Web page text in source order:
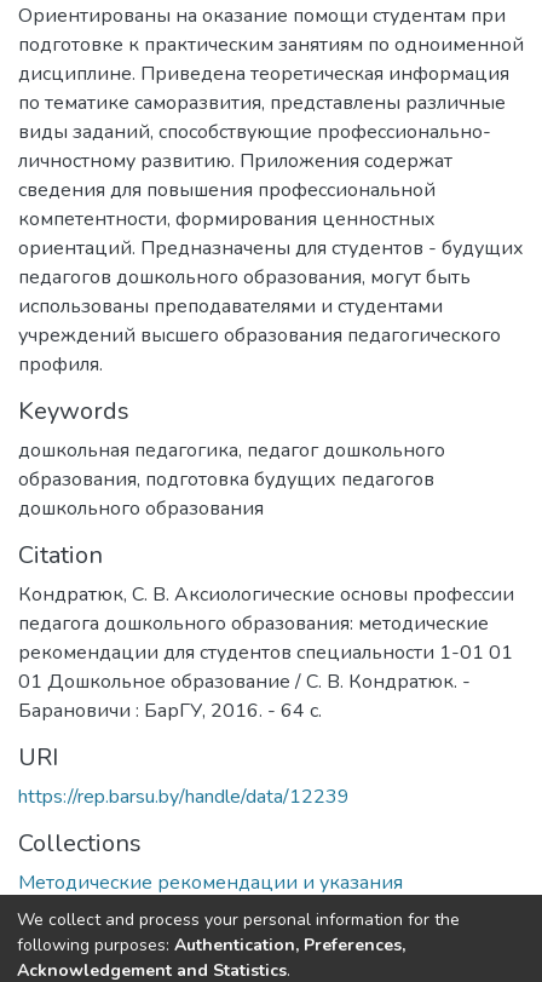
Ориентированы на оказание помощи студентам при
подготовке к практическим занятиям по одноименной
дисциплине. Приведена теоретическая информация
по тематике саморазвития, представлены различные
виды заданий, способствующие профессионально-
личностному развитию. Приложения содержат
сведения для повышения профессиональной
компетентности, формирования ценностных
ориентаций. Предназначены для студентов - будущих
педагогов дошкольного образования, могут быть
использованы преподавателями и студентами
учреждений высшего образования педагогического
профиля.
Keywords
дошкольная педагогика, педагог дошкольного
образования, подготовка будущих педагогов
дошкольного образования
Citation
Кондратюк, С. В. Аксиологические основы профессии
педагога дошкольного образования: методические
рекомендации для студентов специальности 1-01 01
01 Дошкольное образование / С. В. Кондратюк. -
Барановичи : БарГУ, 2016. - 64 с.
URI
https://rep.barsu.by/handle/data/12239
Collections
Методические рекомендации и указания
Full item page
We collect and process your personal information for the
following purposes: Authentication, Preferences,
Acknowledgement and Statistics.